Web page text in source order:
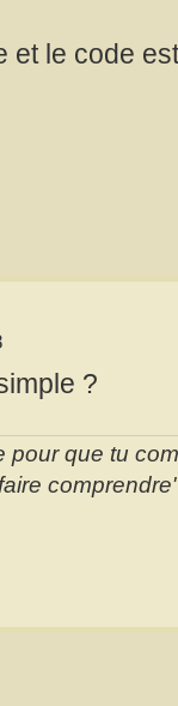
et le code
?
pour que tu